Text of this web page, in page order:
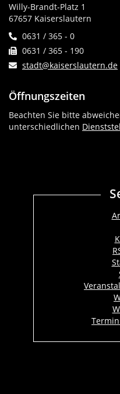
Willy-Brandt-Platz 1
67657 Kaiserslautern
0631 / 365 - 0
0631 / 365 - 190
stadt@kaiserslautern.de
Öffnungszeiten
Beachten Sie bitte
unterschiedlichen